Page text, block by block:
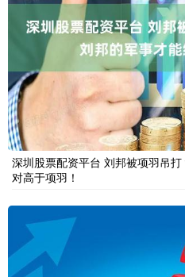
深圳股票配资平台 刘邦被项羽吊
对高于项羽！